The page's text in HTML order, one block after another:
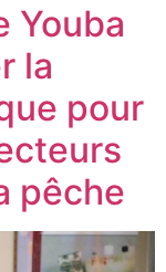
Youba
la
pour
pêche